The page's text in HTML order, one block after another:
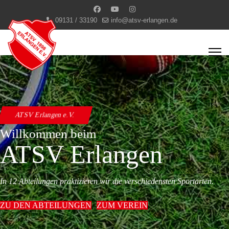
09131 / 33190 info@atsv-erlangen.de
ATSV Erlangen e.V.
Willkommen beim
ATSV Erlangen
In 12 Abteilungen praktizieren wir die verschiedensten Sportarten.
ZU DEN ABTEILUNGEN ZUM VEREIN